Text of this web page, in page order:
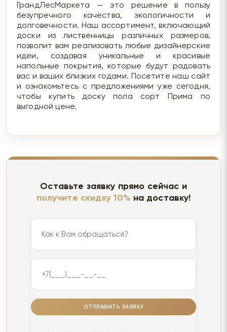
ГрандЛесМаркета — это решение в пользу
безупречного качества, экологичности и
долговечности. Наш ассортимент, включающий
доски из лиственницы различных размеров,
позволит вам реализовать любые дизайнерские
идеи, создавая уникальные и красивые
напольные покрытия, которые будут радовать
вас и ваших близких годами. Посетите наш сайт
и ознакомьтесь с предложениями уже сегодня,
чтобы купить доску пола сорт Прима по
выгодной цене.
Оставьте заявку прямо сейчас и
получите скидку 10% на доставку!
ОТПРАВИТЬ ЗАЯВКУ